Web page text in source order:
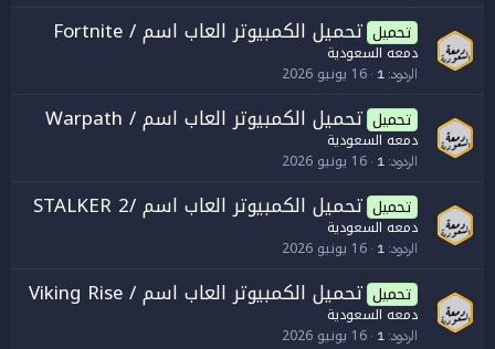
تحميل تحميل الكمبيوتر العاب اسم / Fortnite
دمعه السعودية
الردود 1 16 يونيو 2026
تحميل تحميل الكمبيوتر العاب اسم / Warpath
دمعه السعودية
الردود 1 16 يونيو 2026
تحميل تحميل الكمبيوتر العاب اسم /STALKER 2
دمعه السعودية
الردود 1 16 يونيو 2026
تحميل تحميل الكمبيوتر العاب اسم / Viking Rise
دمعه السعودية
الردود 1 16 يونيو 2026